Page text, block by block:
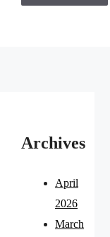
Archives
April
2026
March